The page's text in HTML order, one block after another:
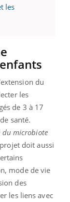
les
du
les
de 3 à 17
santé.
du microbiote
doit aussi
mode de vie
des
les liens avec